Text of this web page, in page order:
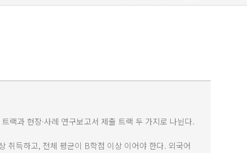
랙과 현장·사례 연구보고서 제출 트랙 두 가지로 나뉜다.
취득하고, 전체 평균이 B학점 이상 이어야 한다. 외국어